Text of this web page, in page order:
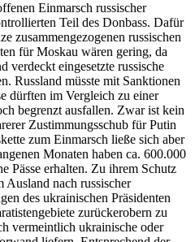
Einmarsch russischer
Teil des Donbass. Dafür
zusammengezogenen russischen
für Moskau wären gering, da
verdeckt eingesetzte russische
Russland müsste mit Sanktionen
dürften im Vergleich zu einer
begrenzt ausfallen. Zwar ist kein
Zustimmungsschub für Putin
zum Einmarsch ließe sich aber
Monaten haben ca. 600.000
Pässe erhalten. Zu ihrem Schutz
Ausland nach russischer
des ukrainischen Präsidenten
zurückerobern zu
vermeintlich ukrainische oder